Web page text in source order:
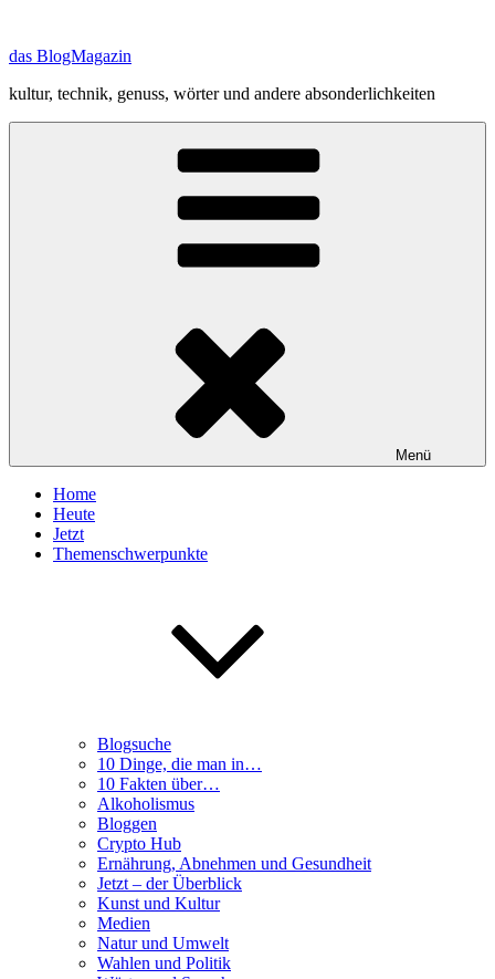
springen
das BlogMagazin
kultur, technik, genuss, wörter und andere absonderlichkeiten
Menü
Home
Heute
Jetzt
Themenschwerpunkte
Blogsuche
10 Dinge, die man in…
10 Fakten über…
Alkoholismus
Bloggen
Crypto Hub
Ernährung, Abnehmen und Gesundheit
Jetzt – der Überblick
Kunst und Kultur
Medien
Natur und Umwelt
Wahlen und Politik